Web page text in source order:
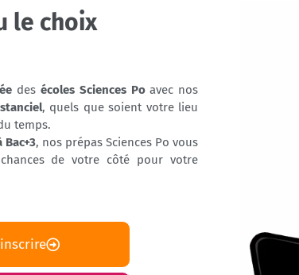
le choix
des écoles Sciences Poavec nos
, quels que soient votre lieu
temps.
Bac+3, nos prépas Sciences Po vous
de votre côté pour votre